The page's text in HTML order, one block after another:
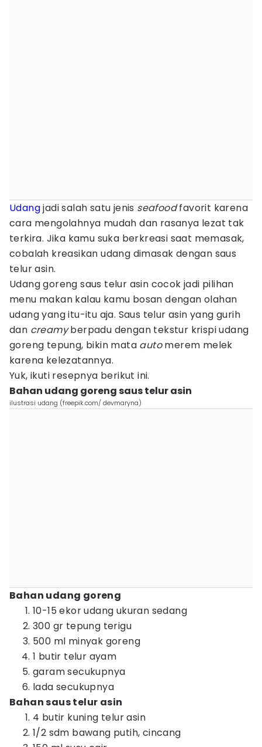
Udangjadi salah satu jenis seafoodfavorit karena
cara mengolahnya mudah dan rasanya lezat tak
terkira. Jika kamu suka berkreasi saat memasak,
cobalah kreasikan udang dimasak dengan saus
telur asin.
Udang goreng saus telur asin cocok jadi pilihan
menu makan kalau kamu bosan dengan olahan
udang yang itu-itu aja. Saus telur asin yang gurih
dan creamyberpadu dengan tekstur krispi udang
goreng tepung, bikin mata automerem melek
karena kelezatannya.
Yuk, ikuti resepnya berikut ini.
Bahan udang goreng saus telur asin
ilustrasi udang (freepik.com/ devmaryna)
Bahan udang goreng
10-15 ekor udang ukuran sedang
300 gr tepung terigu
500 ml minyak goreng
1 butir telur ayam
garam secukupnya
lada secukupnya
Bahan saus telur asin
4 butir kuning telur asin
1/2 sdm bawang putih, cincang